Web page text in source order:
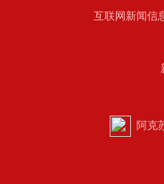
互联网新闻
阿克